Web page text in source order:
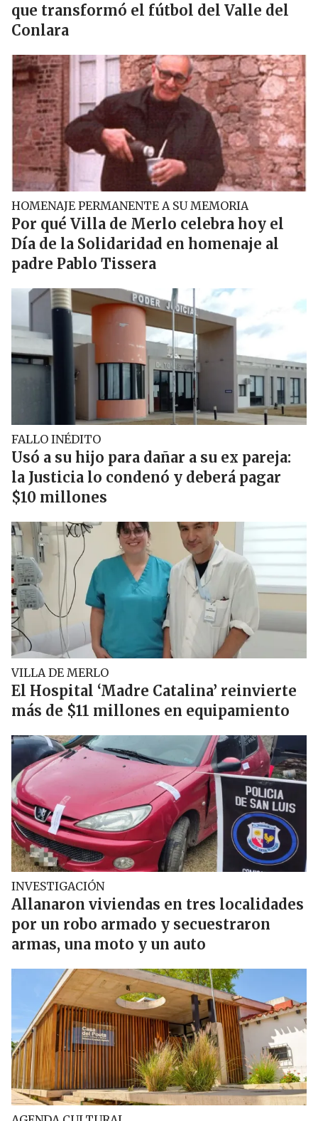
que transformó el fútbol del Valle del
Conlara
HOMENAJE PERMANENTE A SU MEMORIA
Por qué Villa de Merlo celebra hoy el
Día de la Solidaridad en homenaje al
padre Pablo Tissera
FALLO INÉDITO
Usó a su hijo para dañar a su ex pareja:
la Justicia lo condenó y deberá pagar
$10 millones
VILLA DE MERLO
El Hospital ‘Madre Catalina’ reinvierte
más de $11 millones en equipamiento
INVESTIGACIÓN
Allanaron viviendas en tres localidades
por un robo armado y secuestraron
armas, una moto y un auto